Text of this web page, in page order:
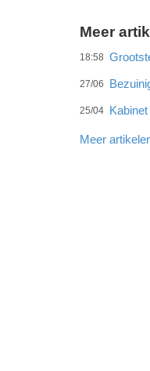
Meer
18:58
27/06
25/04
Meer